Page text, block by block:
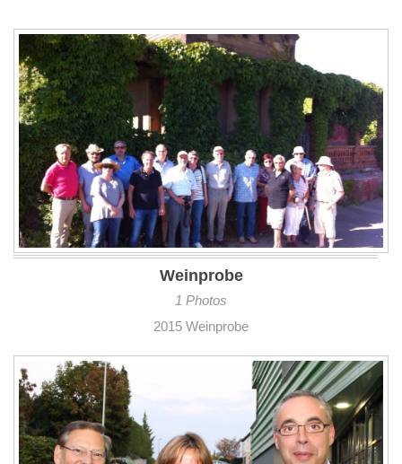
Weinprobe
1 Photos
2015 Weinprobe